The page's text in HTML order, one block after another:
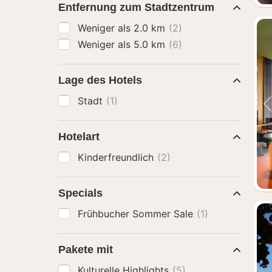
Entfernung zum Stadtzentrum
Weniger als 2.0 km (2)
Weniger als 5.0 km (6)
Lage des Hotels
Stadt (1)
Hotelart
Kinderfreundlich (2)
Specials
Frühbucher Sommer Sale (1)
Pakete mit